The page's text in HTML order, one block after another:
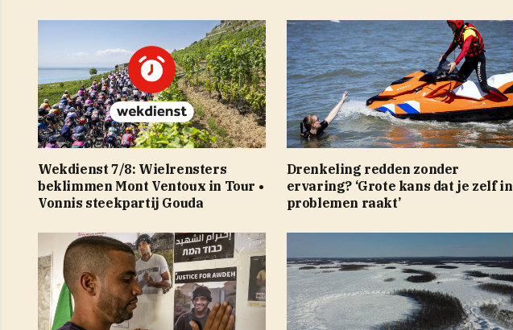
Wekdienst 7/8: Wielrensters
beklimmen Mont Ventoux in Tour •
Vonnis steekpartij Gouda
Drenkeling redden zonder
ervaring? ‘Grote kans dat je zelf in
problemen raakt’